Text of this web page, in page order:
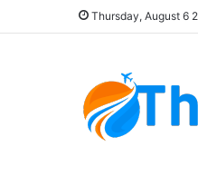
Thursday, August 6